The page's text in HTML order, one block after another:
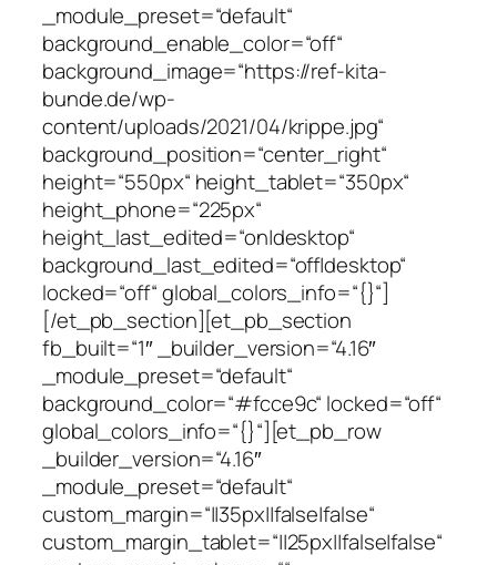
_module_preset=“default“
background_enable_color=“off“
background_image=“https://ref-kita-
bunde.de/wp-
content/uploads/2021/04/krippe.jpg“
background_position=“center_right“
height=“550px“ height_tablet=“350px“
height_phone=“225px“
height_last_edited=“on|desktop“
background_last_edited=“off|desktop“
locked=“off“ global_colors_info=“{}“]
[/et_pb_section][et_pb_section
fb_built=“1″ _builder_version=“4.16″
_module_preset=“default“
background_color=“#fcce9c“ locked=“off“
global_colors_info=“{}“][et_pb_row
_builder_version=“4.16″
_module_preset=“default“
custom_margin=“||35px||false|false“
custom_margin_tablet=“||25px||false|false“